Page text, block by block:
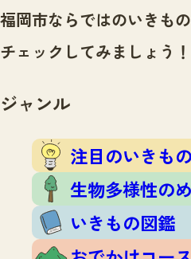
センター紹介TOP
サイトポリシー
ニュース
いきものガイド
注目のいきもの
生物多様性のめぐみ
いきもの図鑑
おでかけコース
保全アクション
イベント
いきもの調査隊
調査レポート
調査レポートTOP
マッチング
福岡市ならではのいきも
チェックしてみましょう！
ジャンル
注目のいきもの
生物多様性の
いきもの図鑑